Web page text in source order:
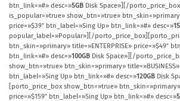
btn_link=»#» desc=»5GB Disk Space»][/
is_popular=»true» show_btn=»true»
price=»$39″ btn_label=»Sing Up» btn_link=»#» desc=»
popular_label=»Popular»][/
btn_skin=»primary» title=»ENTERPRISE» price=»$49″
btn_link=»#» desc=»100GB Disk Space»][/
show_btn=»true» btn_skin=»primary» title=»BUSINESS»
btn_label=»Sing Up» btn_link=»#» desc=»120GB Disk
[porto_price_box show_btn=»true» btn_skin=»primary»
price=»$159″ btn_label=»Sing Up» btn_link=»#» desc=»